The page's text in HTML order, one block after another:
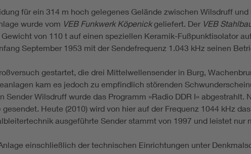
für ein 314 m hoch gelegenes Gelände zwischen Wilsdruff
wurde vom VEB Funkwerk Köpenickgeliefert. Der VEB
von 110 t auf einen speziellen Keramik-Fußpunktisolator
September 1953 mit der Sendefrequenz 1.043 kHz seinen
gestartet, die drei Mittelwellensender in Burg,
kam es jedoch zu empfindlich störenden
Sender Wilsdruff wurde das Programm »Radio DDR I«
gesendet. Heute (2010) wird von hier auf der Frequenz 1044 kHz
ausgeführte Sender stammt von 1997 und leistet nur
einschließlich der technischen Einrichtungen unter